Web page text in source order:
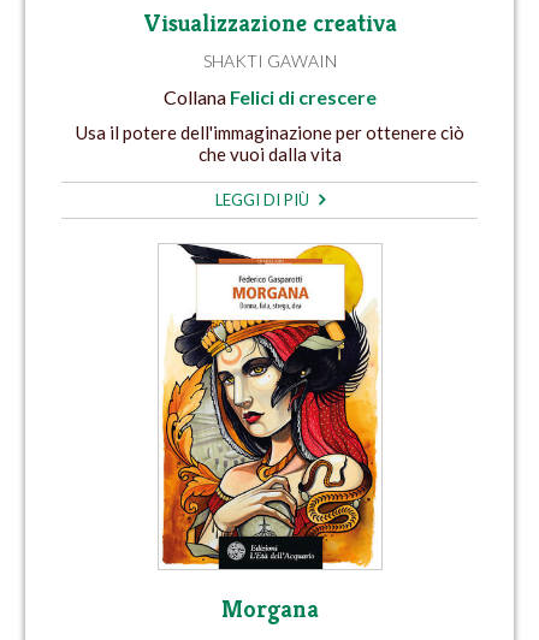
Visualizzazione creativa
SHAKTI GAWAIN
Collana Felici di crescere
Usa il potere dell'immaginazione per ottenere ciò
che vuoi dalla vita
LEGGI DI PIÙ
Morgana